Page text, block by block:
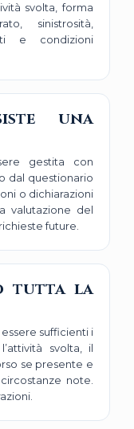
svolta, forma
sinistrosità,
e condizioni
una
gestita con
dal questionario
o dichiarazioni
valutazione del
future.
tutta la
sufficienti i
svolta, il
se presente e
note.